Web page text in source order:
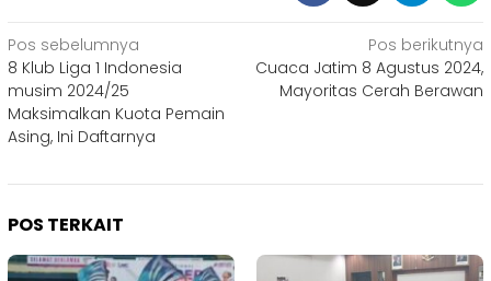
Navigasi
pos
Pos sebelumnya
8 Klub Liga 1 Indonesia
musim 2024/25
Maksimalkan Kuota Pemain
Asing, Ini Daftarnya
Pos berikutnya
Cuaca Jatim 8 Agustus 2024,
Mayoritas Cerah Berawan
POS TERKAIT